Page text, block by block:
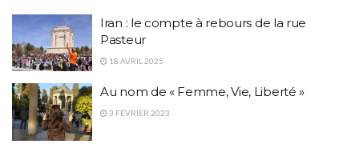
Iran : le compte à rebours de la rue
Pasteur
18 AVRIL 2025
Au nom de « Femme, Vie, Liberté »
3 FÉVRIER 2023